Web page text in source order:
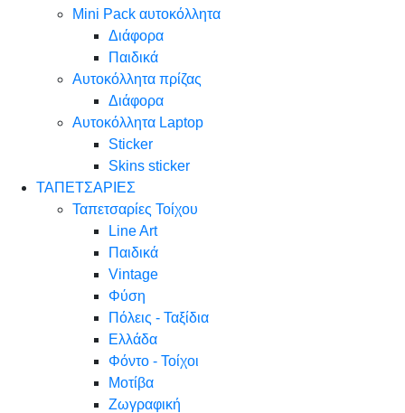
Mini Pack αυτοκόλλητα
Διάφορα
Παιδικά
Αυτοκόλλητα πρίζας
Διάφορα
Αυτοκόλλητα Laptop
Sticker
Skins sticker
ΤΑΠΕΤΣΑΡΙΕΣ
Ταπετσαρίες Τοίχου
Line Art
Παιδικά
Vintage
Φύση
Πόλεις - Ταξίδια
Ελλάδα
Φόντο - Τοίχοι
Μοτίβα
Ζωγραφική